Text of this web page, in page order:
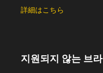
詳細はこちら
지원되지 않는 브